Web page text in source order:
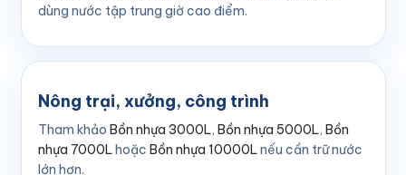
dùng nước tập trung giờ cao điểm.
Nông trại, xưởng, công trình
Tham khảo Bồn nhựa 3000L, Bồn nhựa 5000L, Bồn
nhựa 7000Lhoặc Bồn nhựa 10000Lnếu cần trữ nước
lớn hơn.